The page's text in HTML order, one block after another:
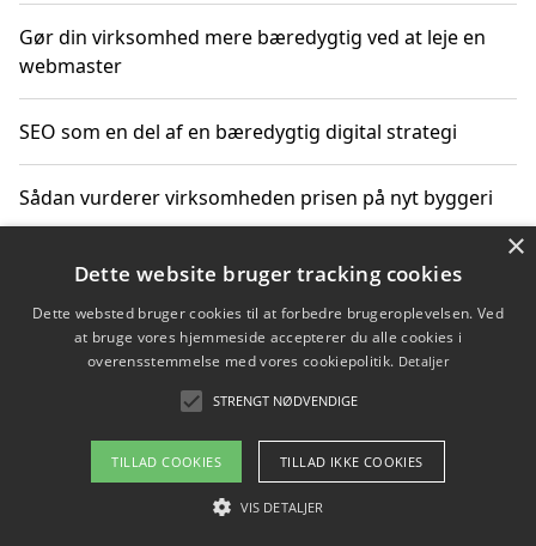
Gør din virksomhed mere bæredygtig ved at leje en
webmaster
SEO som en del af en bæredygtig digital strategi
Sådan vurderer virksomheden prisen på nyt byggeri
Sådan får du hjælp til en hjemmeside uden binding
Copyright 2026 - Pilanto Aps
Om / kontakt
Blog Betingelser
×
Dette website bruger tracking cookies
Dette websted bruger cookies til at forbedre brugeroplevelsen. Ved
at bruge vores hjemmeside accepterer du alle cookies i
overensstemmelse med vores cookiepolitik. Detaljer
STRENGT NØDVENDIGE
TILLAD COOKIES TILLAD IKKE COOKIES
VIS DETALJER